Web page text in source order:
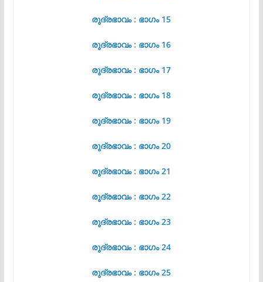
രുദ്രഭാവം : ഭാഗം 15
രുദ്രഭാവം : ഭാഗം 16
രുദ്രഭാവം : ഭാഗം 17
രുദ്രഭാവം : ഭാഗം 18
രുദ്രഭാവം : ഭാഗം 19
രുദ്രഭാവം : ഭാഗം 20
രുദ്രഭാവം : ഭാഗം 21
രുദ്രഭാവം : ഭാഗം 22
രുദ്രഭാവം : ഭാഗം 23
രുദ്രഭാവം : ഭാഗം 24
രുദ്രഭാവം : ഭാഗം 25